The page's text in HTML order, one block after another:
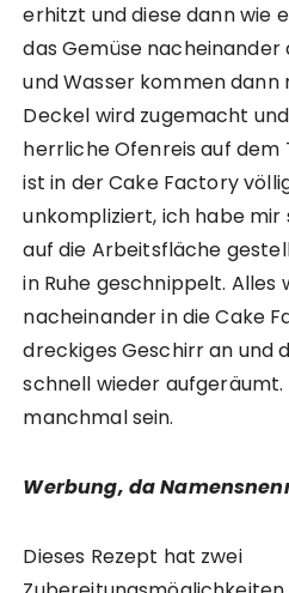
erhitzt und diese dann wie
das Gemüse nacheinander
und Wasser kommen dann
Deckel wird zugemacht
herrliche Ofenreis auf dem
ist in der Cake Factory
unkompliziert, ich habe
auf die Arbeitsfläche
in Ruhe geschnippelt.
nacheinander in die Cake
dreckiges Geschirr an und
schnell wieder aufgeräumt.
manchmal sein.
Werbung, da
Dieses Rezept hat zwei